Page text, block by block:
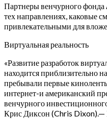
Партнеры венчурного
тех направлениях, каковые
привлекательными для
Виртуальная реальность
«Развитие разработок
находится приблизительно
пребывали первые
интернет-и американский
венчурного
Крис Диксон (Chris Dixon).—